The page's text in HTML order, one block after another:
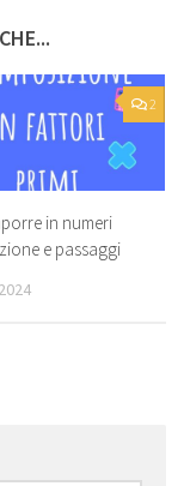
2
in numeri
e passaggi